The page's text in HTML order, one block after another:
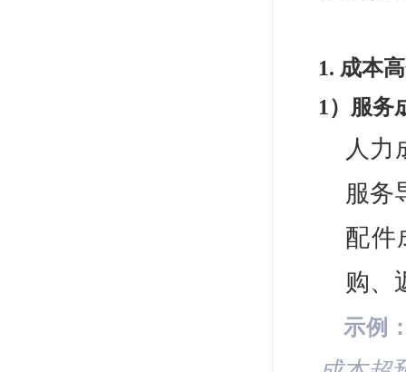
1. 成本
1）服务
人力
服务
配件
购、
示例